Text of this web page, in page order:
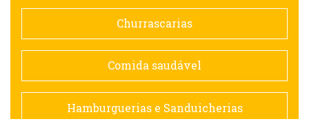
Doceria
Espanhola
Francesa
Churrascarias
Comida saudável
Hamburguerias e Sanduicherias